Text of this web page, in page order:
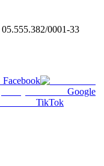
05.555.382/0001-33
Facebook
Google
TikTok